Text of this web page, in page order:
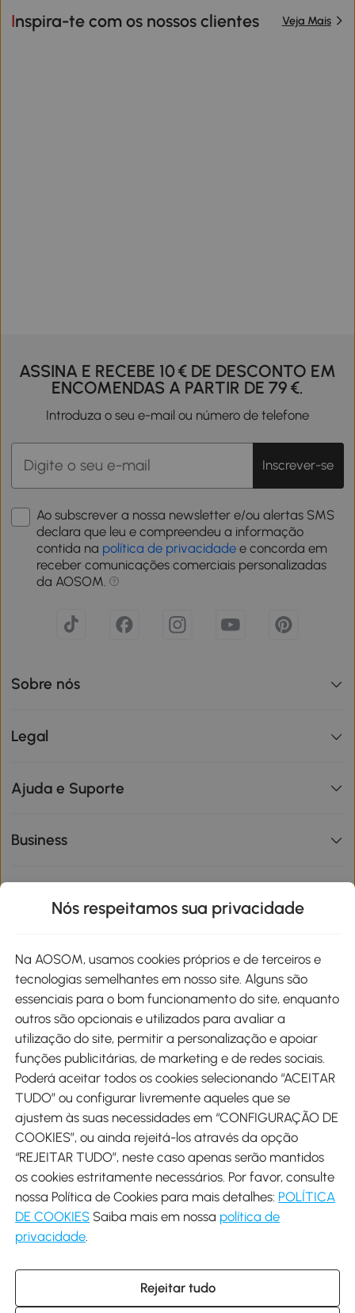
Inspira-te com os nossos clientes Veja Mais
ASSINA E RECEBE 10 € DE DESCONTO EM
ENCOMENDAS A PARTIR DE 79 €.
Introduza o seu e-mail ou número de telefone
Inscrever-se
Ao subscrever a nossa newsletter e/ou alertas SMS
declara que leu e compreendeu a informação
contida na política de privacidade e concorda em
receber comunicações comerciais personalizadas
da AOSOM.
Sobre nós
Legal
Ajuda e Suporte
Business
Métodos de pagamento
Envio
Descarregar Aosom App
Google Play
+34 931 294 512 (Seg-Sex das 7:30 às 16:30h)
Nós respeitamos sua privacidade
Na AOSOM, usamos cookies próprios e de terceiros e
tecnologias semelhantes em nosso site. Alguns são
essenciais para o bom funcionamento do site, enquanto
outros são opcionais e utilizados para avaliar a
utilização do site, permitir a personalização e apoiar
funções publicitárias, de marketing e de redes sociais.
Poderá aceitar todos os cookies selecionando “ACEITAR
TUDO” ou configurar livremente aqueles que se
ajustem às suas necessidades em “CONFIGURAÇÃO DE
COOKIES”, ou ainda rejeitá-los através da opção
“REJEITAR TUDO”, neste caso apenas serão mantidos
os cookies estritamente necessários. Por favor, consulte
nossa Política de Cookies para mais detalhes: POLÍTICA
DE COOKIES Saiba mais em nossa política de
privacidade
Rejeitar tudo